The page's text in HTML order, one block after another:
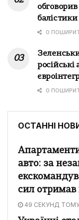
обговорив
0
російські
0
ОСТАННІ
Апартаменти
авто: за
сил отримав
49 СЕКУНД